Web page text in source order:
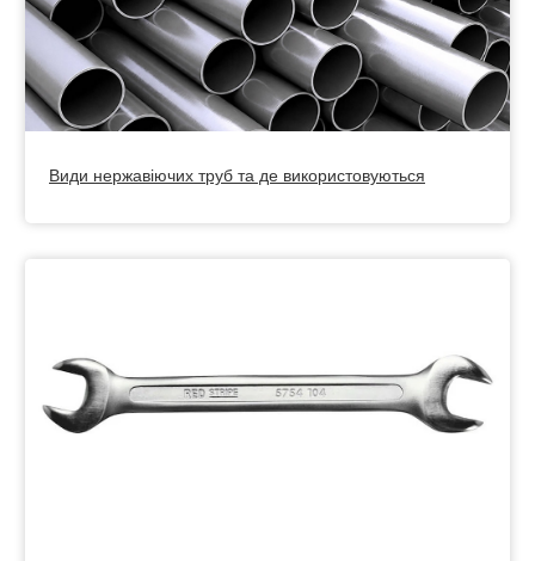
Види нержавіючих труб та де використовуються